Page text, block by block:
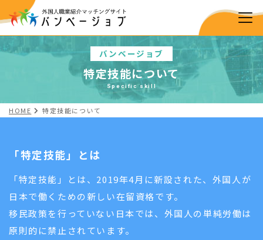
バンベージョブ
特定技能について
Specific skill
HOME 特定技能について
「特定技能」とは
「特定技能」とは、2019年4月に新設された、外国人が
日本で働くための新しい在留資格です。
移民政策を行っていない日本では、外国人の単純労働は
原則的に禁止されています。